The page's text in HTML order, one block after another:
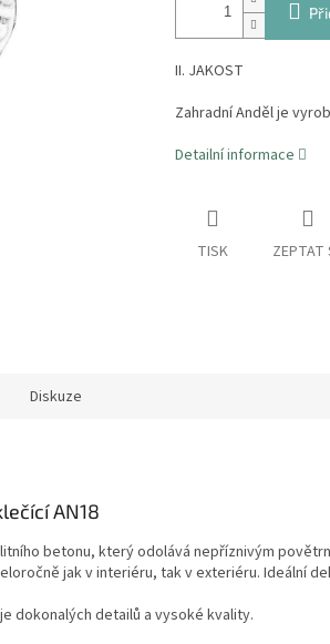
II. JAKOST
Zahradní Anděl je
Detailní informace
TISK ZEPTAT
Diskuze
AN18
betonu, který odolává nepříznivým
jak v interiéru, tak v exteriéru. Ideální
dokonalých detailů a vysoké kvality.